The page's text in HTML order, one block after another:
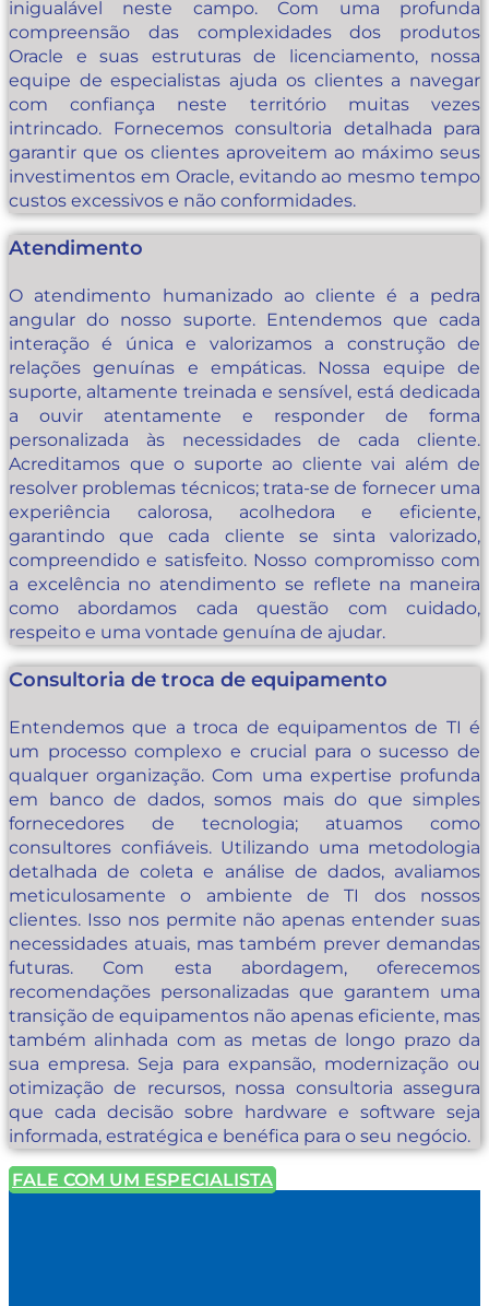
inigualável neste campo. Com uma profunda
compreensão das complexidades dos produtos
Oracle e suas estruturas de licenciamento, nossa
equipe de especialistas ajuda os clientes a navegar
com confiança neste território muitas vezes
intrincado. Fornecemos consultoria detalhada para
garantir que os clientes aproveitem ao máximo seus
investimentos em Oracle, evitando ao mesmo tempo
custos excessivos e não conformidades.
Atendimento
O atendimento humanizado ao cliente é a pedra
angular do nosso suporte. Entendemos que cada
interação é única e valorizamos a construção de
relações genuínas e empáticas. Nossa equipe de
suporte, altamente treinada e sensível, está dedicada
a ouvir atentamente e responder de forma
personalizada às necessidades de cada cliente.
Acreditamos que o suporte ao cliente vai além de
resolver problemas técnicos; trata-se de fornecer uma
experiência calorosa, acolhedora e eficiente,
garantindo que cada cliente se sinta valorizado,
compreendido e satisfeito. Nosso compromisso com
a excelência no atendimento se reflete na maneira
como abordamos cada questão com cuidado,
respeito e uma vontade genuína de ajudar.
Consultoria de troca de equipamento
Entendemos que a troca de equipamentos de TI é
um processo complexo e crucial para o sucesso de
qualquer organização. Com uma expertise profunda
em banco de dados, somos mais do que simples
fornecedores de tecnologia; atuamos como
consultores confiáveis. Utilizando uma metodologia
detalhada de coleta e análise de dados, avaliamos
meticulosamente o ambiente de TI dos nossos
clientes. Isso nos permite não apenas entender suas
necessidades atuais, mas também prever demandas
futuras. Com esta abordagem, oferecemos
recomendações personalizadas que garantem uma
transição de equipamentos não apenas eficiente, mas
também alinhada com as metas de longo prazo da
sua empresa. Seja para expansão, modernização ou
otimização de recursos, nossa consultoria assegura
que cada decisão sobre hardware e software seja
informada, estratégica e benéfica para o seu negócio.
FALE COM UM ESPECIALISTA